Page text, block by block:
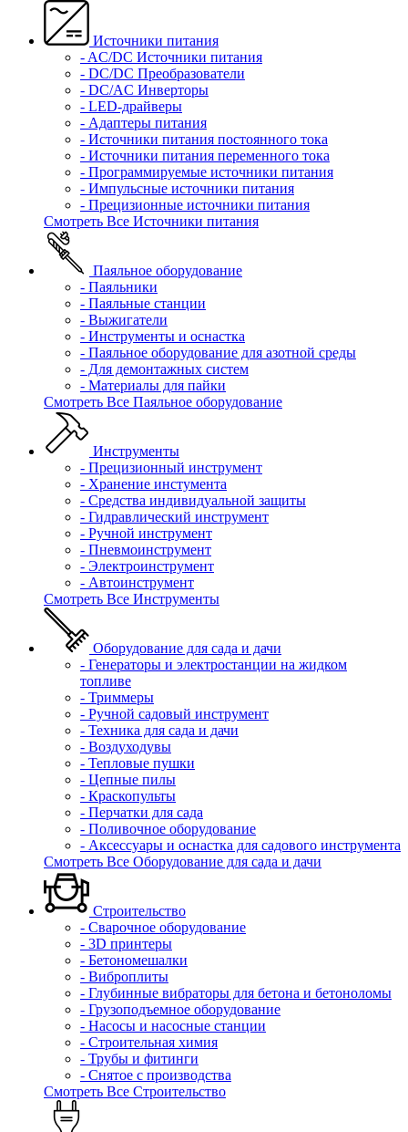
Источники питания
- AC/DC Источники питания
- DC/DC Преобразователи
- DC/AC Инверторы
- LED-драйверы
- Адаптеры питания
- Источники питания постоянного тока
- Источники питания переменного тока
- Программируемые источники питания
- Импульсные источники питания
- Прецизионные источники питания
Смотреть Все Источники питания
Паяльное оборудование
- Паяльники
- Паяльные станции
- Выжигатели
- Инструменты и оснастка
- Паяльное оборудование для азотной среды
- Для демонтажных систем
- Материалы для пайки
Смотреть Все Паяльное оборудование
Инструменты
- Прецизионный инструмент
- Хранение инстумента
- Средства индивидуальной защиты
- Гидравлический инструмент
- Ручной инструмент
- Пневмоинструмент
- Электроинструмент
- Автоинструмент
Смотреть Все Инструменты
Оборудование для сада и дачи
- Генераторы и электростанции на жидком
топливе
- Триммеры
- Ручной садовый инструмент
- Техника для сада и дачи
- Воздуходувы
- Тепловые пушки
- Цепные пилы
- Краскопульты
- Перчатки для сада
- Поливочное оборудование
- Аксессуары и оснастка для садового инструмента
Смотреть Все Оборудование для сада и дачи
Строительство
- Сварочное оборудование
- 3D принтеры
- Бетономешалки
- Виброплиты
- Глубинные вибраторы для бетона и бетоноломы
- Грузоподъемное оборудование
- Насосы и насосные станции
- Строительная химия
- Трубы и фитинги
- Снятое с производства
Смотреть Все Строительство